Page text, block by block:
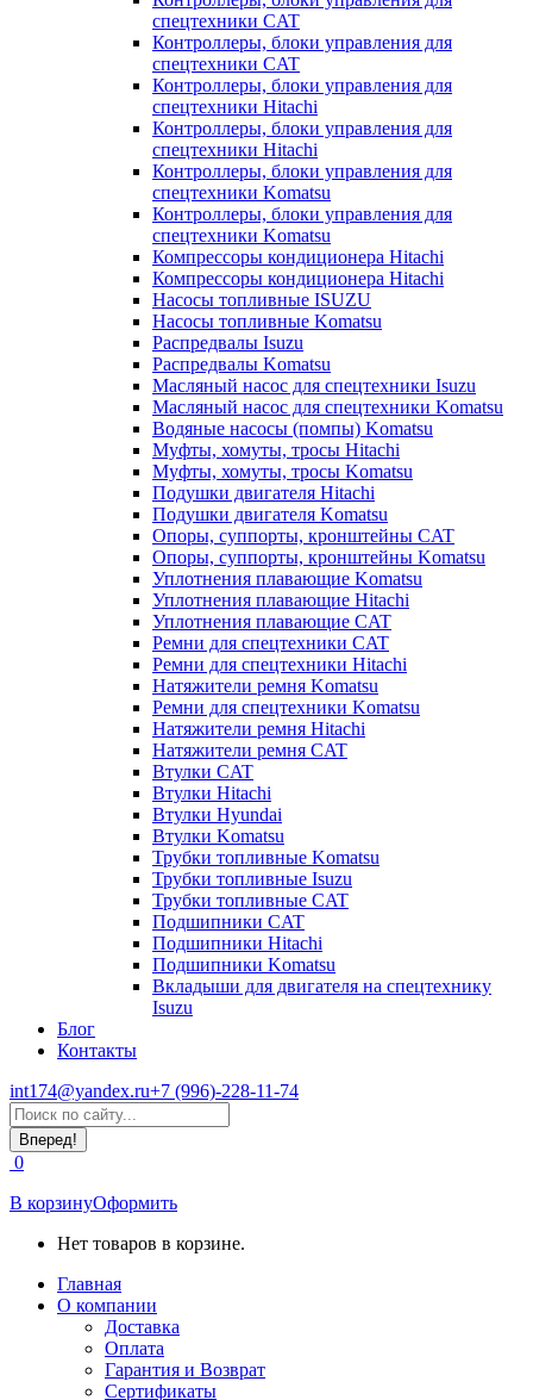
спецтехники CAT
Контроллеры, блоки управления для
спецтехники CAT
Контроллеры, блоки управления для
спецтехники Hitachi
Контроллеры, блоки управления для
спецтехники Hitachi
Контроллеры, блоки управления для
спецтехники Komatsu
Контроллеры, блоки управления для
спецтехники Komatsu
Компрессоры кондиционера Hitachi
Компрессоры кондиционера Hitachi
Насосы топливные ISUZU
Насосы топливные Komatsu
Распредвалы Isuzu
Распредвалы Komatsu
Масляный насос для спецтехники Isuzu
Масляный насос для спецтехники Komatsu
Водяные насосы (помпы) Komatsu
Муфты, хомуты, тросы Hitachi
Муфты, хомуты, тросы Komatsu
Подушки двигателя Hitachi
Подушки двигателя Komatsu
Опоры, суппорты, кронштейны CAT
Опоры, суппорты, кронштейны Komatsu
Уплотнения плавающие Komatsu
Уплотнения плавающие Hitachi
Уплотнения плавающие CAT
Ремни для спецтехники CAT
Ремни для спецтехники Hitachi
Натяжители ремня Komatsu
Ремни для спецтехники Komatsu
Натяжители ремня Hitachi
Натяжители ремня CAT
Втулки CAT
Втулки Hitachi
Втулки Hyundai
Втулки Komatsu
Трубки топливные Komatsu
Трубки топливные Isuzu
Трубки топливные CAT
Подшипники CAT
Подшипники Hitachi
Подшипники Komatsu
Вкладыши для двигателя на спецтехнику
Isuzu
Блог
Контакты
int174@yandex.ru+7 (996)-228-11-74
Страница
WhatsApp
открывается
в
новом
окне
Поиск:
0
В корзинуОформить
Нет товаров в корзине.
Главная
О компании
Доставка
Оплата
Гарантия и Возврат
Сертификаты